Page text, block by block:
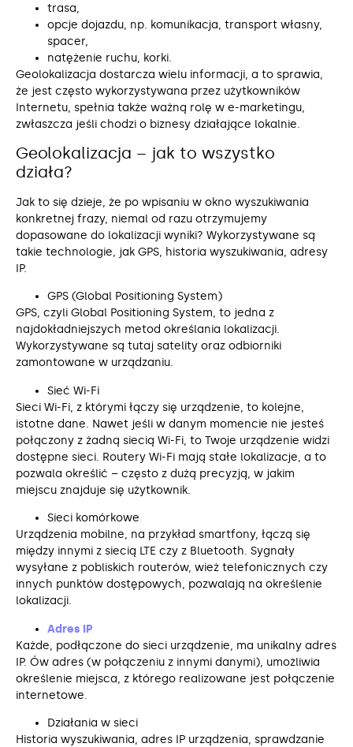
trasa,
opcje dojazdu, np. komunikacja, transport własny,
spacer,
natężenie ruchu, korki.
Geolokalizacja dostarcza wielu informacji, a to sprawia,
że jest często wykorzystywana przez użytkowników
Internetu, spełnia także ważną rolę w e-marketingu,
zwłaszcza jeśli chodzi o biznesy działające lokalnie.
Geolokalizacja – jak to wszystko
działa?
Jak to się dzieje, że po wpisaniu w okno wyszukiwania
konkretnej frazy, niemal od razu otrzymujemy
dopasowane do lokalizacji wyniki? Wykorzystywane są
takie technologie, jak GPS, historia wyszukiwania, adresy
IP.
GPS (Global Positioning System)
GPS, czyli Global Positioning System, to jedna z
najdokładniejszych metod określania lokalizacji.
Wykorzystywane są tutaj satelity oraz odbiorniki
zamontowane w urządzaniu.
Sieć Wi-Fi
Sieci Wi-Fi, z którymi łączy się urządzenie, to kolejne,
istotne dane. Nawet jeśli w danym momencie nie jesteś
połączony z żadną siecią Wi-Fi, to Twoje urządzenie widzi
dostępne sieci. Routery Wi-Fi mają stałe lokalizacje, a to
pozwala określić – często z dużą precyzją, w jakim
miejscu znajduje się użytkownik.
Sieci komórkowe
Urządzenia mobilne, na przykład smartfony, łączą się
między innymi z siecią LTE czy z Bluetooth. Sygnały
wysyłane z pobliskich routerów, wież telefonicznych czy
innych punktów dostępowych, pozwalają na określenie
lokalizacji.
Adres IP
Każde, podłączone do sieci urządzenie, ma unikalny adres
IP. Ów adres (w połączeniu z innymi danymi), umożliwia
określenie miejsca, z którego realizowane jest połączenie
internetowe.
Działania w sieci
Historia wyszukiwania, adres IP urządzenia, sprawdzanie